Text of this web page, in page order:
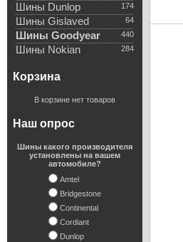
174
Шины Dunlop
64
Шины Gislaved
440
Шины Goodyear
284
Шины Nokian
Корзина
В корзине нет товаров
Наш опрос
Шины какого производителя
установлены на вашем
автомобиле?
Amtel
Bridgestone
Continental
Cordiant
Dunlop